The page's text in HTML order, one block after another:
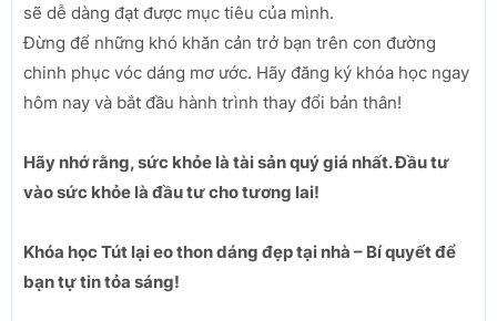
sẽ dễ dàng đạt được mục tiêu của mình.
Đừng để những khó khăn cản trở bạn trên con đường
chinh phục vóc dáng mơ ước. Hãy đăng ký khóa học ngay
hôm nay và bắt đầu hành trình thay đổi bản thân!
Hãy nhớ rằng, sức khỏe là tài sản quý giá nhất. Đầu tư
vào sức khỏe là đầu tư cho tương lai!
Khóa học Tút lại eo thon dáng đẹp tại nhà – Bí quyết để
bạn tự tin tỏa sáng!